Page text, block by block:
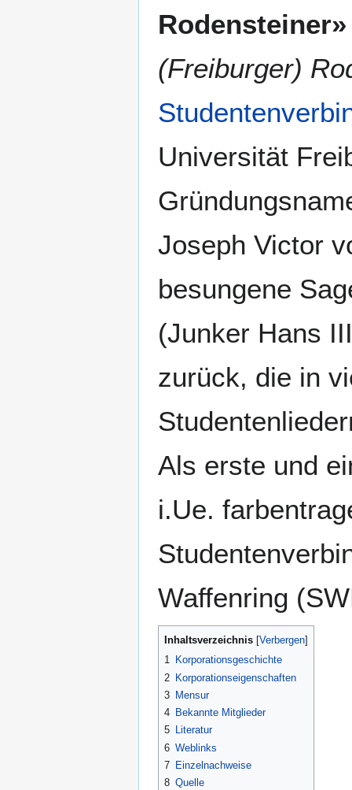
Rodensteiner»
(Freiburger)
Universität
Joseph Victor
besungene
(Junker Hans
zurück, die in
Als erste und
i.Ue.
Waffenring
Inhaltsverzeichnis
1 Korporationsgeschichte
2 Korporationseigenschaften
3 Mensur
4 Bekannte Mitglieder
5 Literatur
6 Weblinks
7 Einzelnachweise
8 Quelle